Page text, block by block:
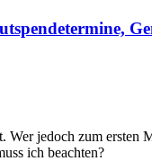
Wer jedoch zum
ich beachten?